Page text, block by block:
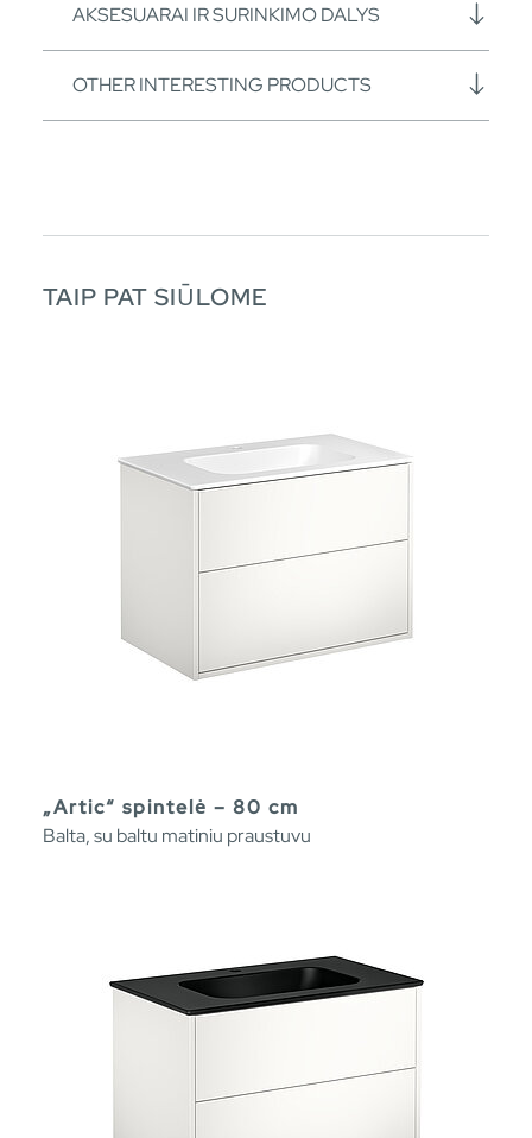
AKSESUARAI IR SURINKIMO DALYS
OTHER INTERESTING PRODUCTS
TAIP PAT SIŪLOME
„Artic“ spintelė – 80 cm
Balta, su baltu matiniu praustuvu